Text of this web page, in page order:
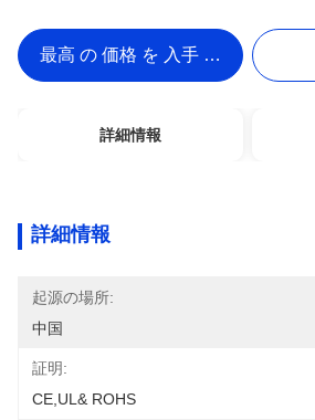
最高 の 価格 を 入手 する
詳細情報
詳細情報
起源の場所:
中国
証明:
CE,UL& ROHS